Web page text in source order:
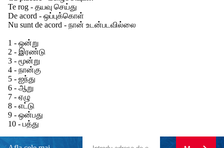
Te rog - தயவு செய்து
De acord - ஒப்புக்கொள்
Nu sunt de acord - நான் உடன்படவில்லை
1 - ஒன்று
2 - இரண்டு
3 - மூன்று
4 - நான்கு
5 - ஐந்து
6 - ஆறு
7 - ஏழு
8 - எட்டு
9 - ஒன்பது
10 - பத்து